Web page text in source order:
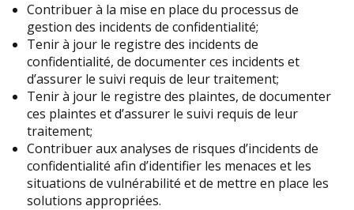
Contribuer à la mise en place du processus de
gestion des incidents de confidentialité;
Tenir à jour le registre des incidents de
confidentialité, de documenter ces incidents et
d’assurer le suivi requis de leur traitement;
Tenir à jour le registre des plaintes, de documenter
ces plaintes et d’assurer le suivi requis de leur
traitement;
Contribuer aux analyses de risques d’incidents de
confidentialité afin d’identifier les menaces et les
situations de vulnérabilité et de mettre en place les
solutions appropriées.